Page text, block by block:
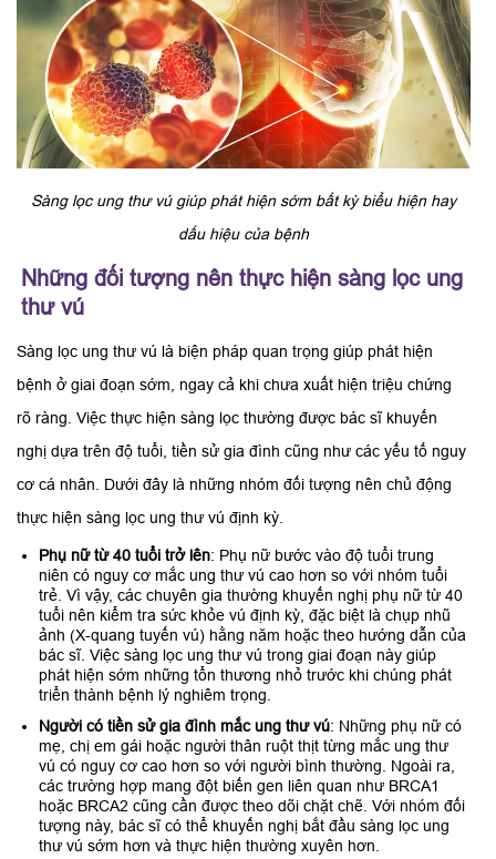
Sàng lọc ung thư vú giúp phát hiện sớm bất kỳ biểu hiện hay
dấu hiệu của bệnh
Những đối tượng nên thực hiện sàng lọc ung
thư vú
Sàng lọc ung thư vú là biện pháp quan trọng giúp phát hiện
bệnh ở giai đoạn sớm, ngay cả khi chưa xuất hiện triệu chứng
rõ ràng. Việc thực hiện sàng lọc thường được bác sĩ khuyến
nghị dựa trên độ tuổi, tiền sử gia đình cũng như các yếu tố nguy
cơ cá nhân. Dưới đây là những nhóm đối tượng nên chủ động
thực hiện sàng lọc ung thư vú định kỳ.
Phụ nữ từ 40 tuổi trở lên: Phụ nữ bước vào độ tuổi trung
niên có nguy cơ mắc ung thư vú cao hơn so với nhóm tuổi
trẻ. Vì vậy, các chuyên gia thường khuyến nghị phụ nữ từ 40
tuổi nên kiểm tra sức khỏe vú định kỳ, đặc biệt là chụp nhũ
ảnh (X-quang tuyến vú) hằng năm hoặc theo hướng dẫn của
bác sĩ. Việc sàng lọc ung thư vú trong giai đoạn này giúp
phát hiện sớm những tổn thương nhỏ trước khi chúng phát
triển thành bệnh lý nghiêm trọng.
Người có tiền sử gia đình mắc ung thư vú: Những phụ nữ có
mẹ, chị em gái hoặc người thân ruột thịt từng mắc ung thư
vú có nguy cơ cao hơn so với người bình thường. Ngoài ra,
các trường hợp mang đột biến gen liên quan như BRCA1
hoặc BRCA2 cũng cần được theo dõi chặt chẽ. Với nhóm đối
tượng này, bác sĩ có thể khuyến nghị bắt đầu sàng lọc ung
thư vú sớm hơn và thực hiện thường xuyên hơn.